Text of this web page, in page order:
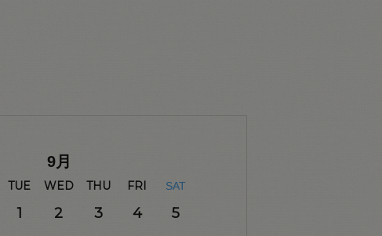
9月
TUE WED THU FRI SAT
1 2 3 4 5